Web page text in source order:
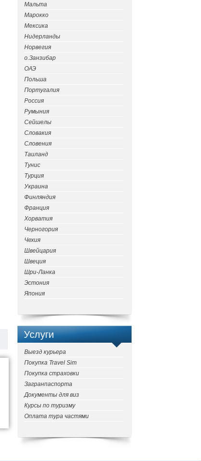
Мальта
Марокко
Мексика
Нидерланды
Норвегия
о.Занзибар
ОАЭ
Польша
Португалия
Россия
Румыния
Сейшелы
Словакия
Словения
Таиланд
Тунис
Турция
Украина
Финляндия
Франция
Хорватия
Черногория
Чехия
Швейцария
Швеция
Шри-Ланка
Эстония
Япония
Услуги
Выезд курьера
Покупка Travel Sim
Покупка страховки
Загранпаспорта
Документы для виз
Курсы по туризму
Оплата тура частями